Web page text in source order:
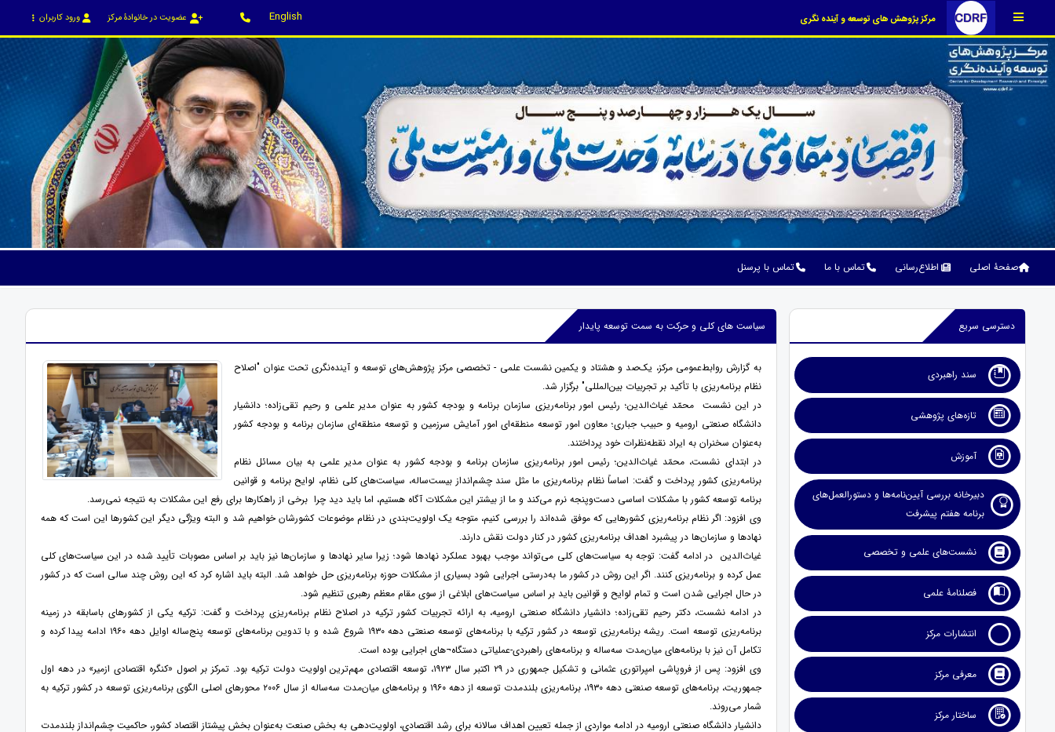
مرکز پژوهش های توسعه و آینده نگری English عضویت در خانوادۀ مرکز ورود کاربران
صفحۀ اصلی اطلاع‌رسانی تماس با ما تماس با پرسنل
دسترسی سریع
سند راهبردی
تازه‌های پژوهشی
آموزش
دبیرخانه بررسی آیین‌نامه‌ها و دستورالعمل‌های
برنامه هفتم پیشرفت
نشست‌های علمی و تخصصی
فصلنامۀ علمی
انتشارات مرکز
معرفی مرکز
ساختار مرکز
سیاست های کلی و حرکت به سمت توسعه پایدار
به گزارش روابط‌عمومی مرکز، یک‌صد و هشتاد و یکمین نشست علمی - تخصصی مرکز پژوهش‌های توسعه و آینده‌نگری تحت عنوان "اصلاح
نظام برنامه‌ریزی با تأکید بر تجربیات بین‌المللی" برگزار شد.
در این نشست محمّد غیاث‌الدین؛ رئیس امور برنامه‌ریزی سازمان برنامه و بودجه کشور به عنوان مدیر علمی و رحیم تقی‌زاده؛ دانشیار
دانشگاه صنعتی ارومیه و حبیب جباری؛ معاون امور توسعه منطقه‌ای امور آمایش سرزمین و توسعه منطقه‌ای سازمان برنامه و بودجه کشور
به‌‌عنوان سخنران به ایراد نقطه‌نظرات خود پرداختند.
در ابتدای نشست، محمّد غیاث‌الدین؛ رئیس امور برنامه‌ریزی سازمان برنامه و بودجه کشور به عنوان مدیر علمی به بیان مسائل نظام
برنامه‌ریزی کشور پرداخت و گفت: اساساً نظام برنامه‌ریزی ما مثل سند چشم‌انداز بیست‌ساله، سیاست‌های کلی نظام، لوایح برنامه و قوانین
برنامه توسعه کشور با مشکلات اساسی دست‌وپنجه نرم می‌کند و ما از بیشتر این مشکلات آگاه هستیم، اما باید دید چرا برخی از راهکارها برای رفع این مشکلات به نتیجه نمی‌رسد.
وی افزود: اگر نظام برنامه‌ریزی کشورهایی که موفق شده‌اند را بررسی کنیم، متوجه یک اولویت‌بندی در نظام موضوعات کشورشان خواهیم شد و البته ویژگی دیگر این کشورها این است که همه
نهادها و سازمان‌ها در پیشبرد اهداف برنامه‌ریزی کشور در کنار دولت نقش دارند.
غیاث‌الدین در ادامه گفت: توجه به سیاست‌های کلی می‌تواند موجب بهبود عملکرد نهادها شود؛ زیرا سایر نهادها و سازمان‌ها نیز باید بر اساس مصوبات تأیید شده در این سیاست‌های کلی
عمل کرده و برنامه‌ریزی کنند. اگر این روش در کشور ما به‌درستی اجرایی شود بسیاری از مشکلات حوزه برنامه‌ریزی حل خواهد شد. البته باید اشاره کرد که این روش چند سالی است که در کشور
در حال اجرایی شدن است و تمام لوایح و قوانین باید بر اساس سیاست‌های ابلاغی از سوی مقام معظم رهبری تنظیم شود.
در ادامه نشست، دکتر رحیم تقی‌زاده؛ دانشیار دانشگاه صنعتی ارومیه، به ارائه تجربیات کشور ترکیه در اصلاح نظام برنامه‌ریزی پرداخت و گفت: ترکیه یکی از کشورهای باسابقه در زمینه
برنامه‌ریزی توسعه است. ریشه برنامه‌ریزی توسعه در کشور ترکیه با برنامه‌های توسعه صنعتی دهه ۱۹۳۰ شروع شده و با تدوین برنامه‌های توسعه پنج‌ساله اوایل دهه ۱۹۶۰ ادامه پیدا کرده و
تکامل آن نیز با برنامه‌های میان‌مدت سه‌ساله و برنامه‌های راهبردی-عملیاتی دستگاه¬های اجرایی بوده است.
وی افزود: پس از فروپاشی امپراتوری عثمانی و تشکیل جمهوری در ۲۹ اکتبر سال ۱۹۲۳، توسعه اقتصادی مهم‌ترین اولویت دولت ترکیه بود. تمرکز بر اصول «کنگره اقتصادی ازمیر» در دهه اول
جمهوریت، برنامه‌های توسعه صنعتی دهه ۱۹۳۰، برنامه‌ریزی بلندمدت توسعه از دهه ۱۹۶۰ و برنامه‌های میان‌مدت سه‌ساله از سال ۲۰۰۶ محورهای اصلی الگوی برنامه‌ریزی توسعه در کشور ترکیه به
شمار می‌روند.
دانشیار دانشگاه صنعتی ارومیه در ادامه مواردی از جمله تعیین اهداف سالانه برای رشد اقتصادی، اولویت‌دهی به بخش صنعت به‌عنوان بخش پیشتاز اقتصاد کشور، حاکمیت چشم‌انداز بلندمدت